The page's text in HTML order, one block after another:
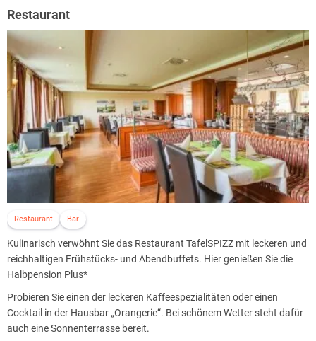
Restaurant
Restaurant Bar
Kulinarisch verwöhnt Sie das Restaurant TafelSPIZZ mit leckeren und
reichhaltigen Frühstücks- und Abendbuffets. Hier genießen Sie die
Halbpension Plus*
Probieren Sie einen der leckeren Kaffeespezialitäten oder einen
Cocktail in der Hausbar „Orangerie“. Bei schönem Wetter steht dafür
auch eine Sonnenterrasse bereit.